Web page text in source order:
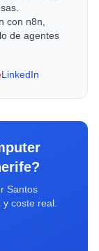
con n8n,
de agentes
LinkedIn
?
Santos
coste real.